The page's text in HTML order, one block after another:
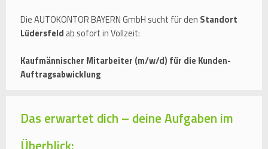
Die AUTOKONTOR BAYERN GmbH sucht für den Standort
Lüdersfeld ab sofort in Vollzeit:
Kaufmännischer Mitarbeiter (m/w/d) für die Kunden-
Auftragsabwicklung
Das erwartet dich – deine Aufgaben im